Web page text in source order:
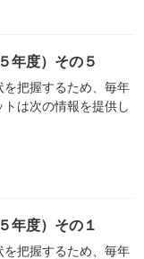
年度）その５
把握するため、毎年
は次の情報を提供し
年度）その１
把握するため、毎年